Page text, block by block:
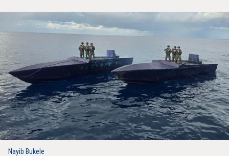
Nayib Bukele